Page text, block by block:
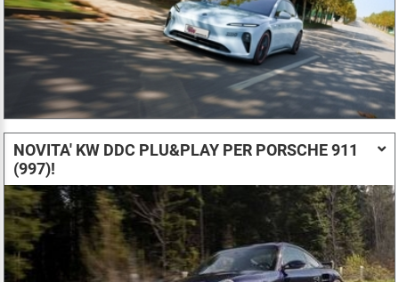
NOVITA' KW DDC PLU&PLAY PER PORSCHE 911
(997)!